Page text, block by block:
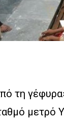
τη
μετρό